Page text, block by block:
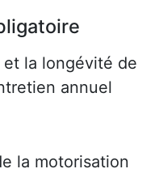
la longévité de
annuel
la motorisation